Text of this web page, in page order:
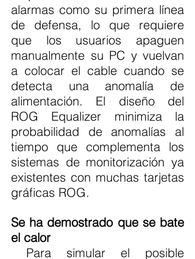
alarmas como su primera línea
de defensa, lo que requiere
que los usuarios apaguen
manualmente su PC y vuelvan
a colocar el cable cuando se
detecta una anomalía de
alimentación. El diseño del
ROG Equalizer minimiza la
probabilidad de anomalías al
tiempo que complementa los
sistemas de monitorización ya
existentes con muchas tarjetas
gráficas ROG.
Se ha demostrado que se bate
el calor